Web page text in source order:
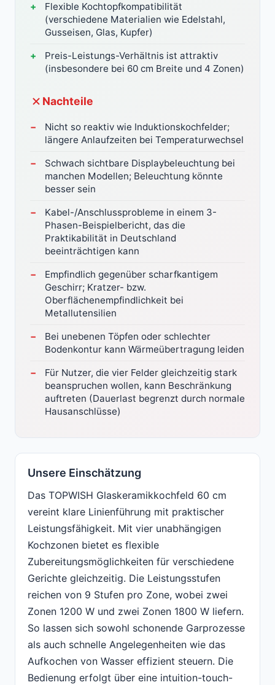
Flexible Kochtopfkompatibilität
(verschiedene Materialien wie Edelstahl,
Gusseisen, Glas, Kupfer)
Preis-Leistungs-Verhältnis ist attraktiv
(insbesondere bei 60 cm Breite und 4 Zonen)
Nachteile
Nicht so reaktiv wie Induktionskochfelder;
längere Anlaufzeiten bei Temperaturwechsel
Schwach sichtbare Displaybeleuchtung bei
manchen Modellen; Beleuchtung könnte
besser sein
Kabel-/Anschlussprobleme in einem 3-
Phasen-Beispielbericht, das die
Praktikabilität in Deutschland
beeinträchtigen kann
Empfindlich gegenüber scharfkantigem
Geschirr; Kratzer- bzw.
Oberflächenempfindlichkeit bei
Metallutensilien
Bei unebenen Töpfen oder schlechter
Bodenkontur kann Wärmeübertragung leiden
Für Nutzer, die vier Felder gleichzeitig stark
beanspruchen wollen, kann Beschränkung
auftreten (Dauerlast begrenzt durch normale
Hausanschlüsse)
Unsere Einschätzung
Das TOPWISH Glaskeramikkochfeld 60 cm
vereint klare Linienführung mit praktischer
Leistungsfähigkeit. Mit vier unabhängigen
Kochzonen bietet es flexible
Zubereitungsmöglichkeiten für verschiedene
Gerichte gleichzeitig. Die Leistungsstufen
reichen von 9 Stufen pro Zone, wobei zwei
Zonen 1200 W und zwei Zonen 1800 W liefern.
So lassen sich sowohl schonende Garprozesse
als auch schnelle Angelegenheiten wie das
Aufkochen von Wasser effizient steuern. Die
Bedienung erfolgt über eine intuition-touch-